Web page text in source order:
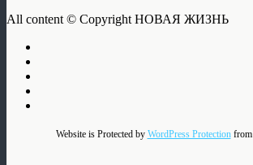
All content © Copyright НОВАЯ ЖИЗНЬ
Website is Protected by WordPress Protectionfrom